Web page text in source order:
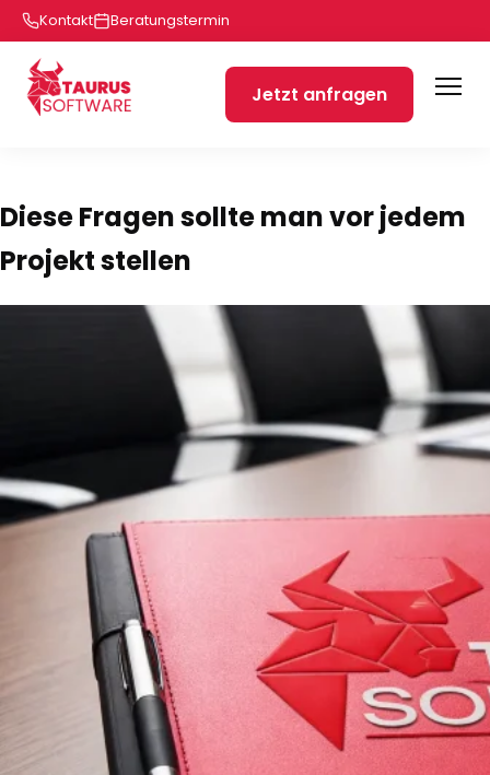
Kontakt Beratungstermin
Jetzt anfragen
Diese Fragen sollte man vor jedem
Projekt stellen